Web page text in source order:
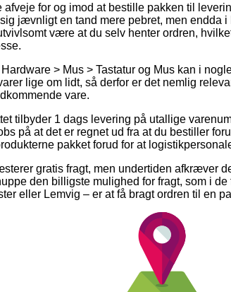
afveje for og imod at bestille pakken til
jævnligt en tand mere pebret, men endda
være at du selv henter ordren,
> Mus > Tastatur og Mus kan i
lige om lidt, så derfor er det nemlig
vare.
tilbyder 1 dags levering på utallige
på at det er regnet ud fra at du bestiller
pakket forud for at
gratis fragt, men undertiden afkræver
den billigste mulighed for fragt, som i
eller Lemvig – er at få bragt ordren til en